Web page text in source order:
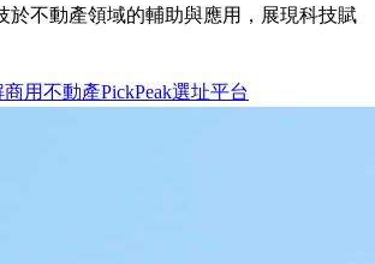
於不動產領域的輔助與應用，展現科技賦
商用不動產PickPeak選址平台